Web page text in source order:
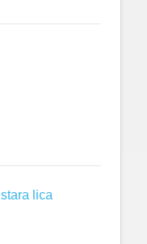
lica